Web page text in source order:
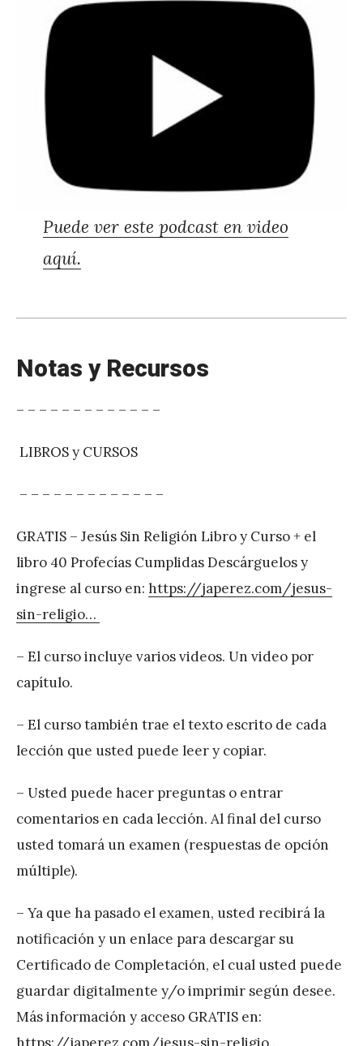
Puede ver este podcast en video
aquí.
Notas y Recursos
– – – – – – – – – – – – –
LIBROS y CURSOS
– – – – – – – – – – – – –
GRATIS – Jesús Sin Religión Libro y Curso + el
libro 40 Profecías Cumplidas Descárguelos y
ingrese al curso en: https://japerez.com/jesus-
sin-religio…
– El curso incluye varios videos. Un video por
capítulo.
– El curso también trae el texto escrito de cada
lección que usted puede leer y copiar.
– Usted puede hacer preguntas o entrar
comentarios en cada lección. Al final del curso
usted tomará un examen (respuestas de opción
múltiple).
– Ya que ha pasado el examen, usted recibirá la
notificación y un enlace para descargar su
Certificado de Completación, el cual usted puede
guardar digitalmente y/o imprimir según desee.
Más información y acceso GRATIS en: